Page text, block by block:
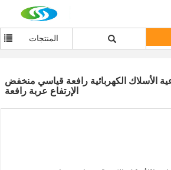
المنتجات
الأسلاك الكهربائية رافعة قياسي منخفض
الإرتفاع عربة رافعة